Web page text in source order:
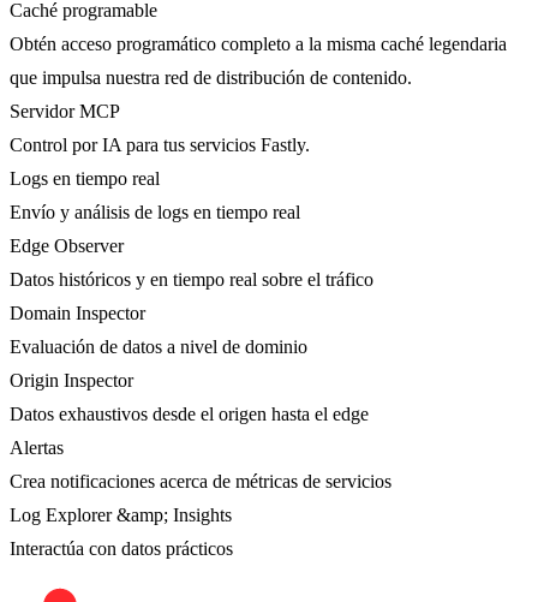
Caché programable
Obtén acceso programático completo a la misma caché legendaria
que impulsa nuestra red de distribución de contenido.
Servidor MCP
Control por IA para tus servicios Fastly.
Logs en tiempo real
Envío y análisis de logs en tiempo real
Edge Observer
Datos históricos y en tiempo real sobre el tráfico
Domain Inspector
Evaluación de datos a nivel de dominio
Origin Inspector
Datos exhaustivos desde el origen hasta el edge
Alertas
Crea notificaciones acerca de métricas de servicios
Log Explorer &amp; Insights
Interactúa con datos prácticos